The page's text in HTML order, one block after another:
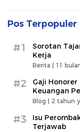
Pos Terpopuler
#1
Sorotan
Kerja
Berita | 11
#2
Gaji Honorer
Keuangan
Blog | 2 tahun
#3
Isu
Terjawab